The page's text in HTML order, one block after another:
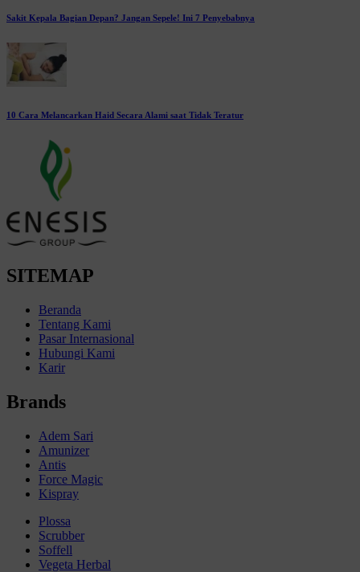
Sakit Kepala Bagian Depan? Jangan Sepele! Ini 7 Penyebabnya
10 Cara Melancarkan Haid Secara Alami saat Tidak Teratur
SITEMAP
Beranda
Tentang Kami
Pasar Internasional
Hubungi Kami
Karir
Brands
Adem Sari
Amunizer
Antis
Force Magic
Kispray
Plossa
Scrubber
Soffell
Vegeta Herbal